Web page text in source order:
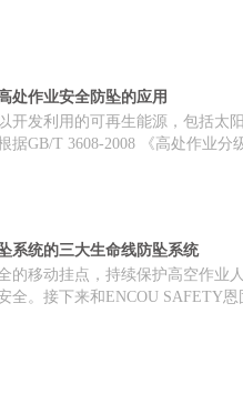
处作业安全防坠的应用
开发利用的可再生能源，包括
据GB/T 3608-2008 《高处作业
系统的三大生命线防坠系统
的移动挂点，持续保护高空作
全。接下来和ENCOU SAFETY